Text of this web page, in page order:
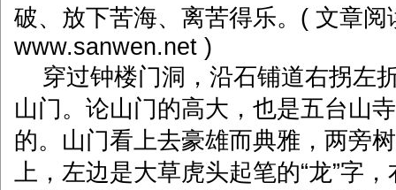
破、放下苦海、离苦得乐。( 文章阅
www.sanwen.net )
穿过钟楼门洞，沿石铺道右拐左
山门。论山门的高大，也是五台山
的。山门看上去豪雄而典雅，两旁
上，左边是大草虎头起笔的“龙”字